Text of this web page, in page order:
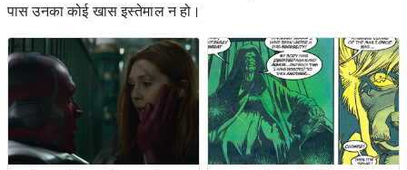
पास उनका कोई खास इस्तेमाल न हो।